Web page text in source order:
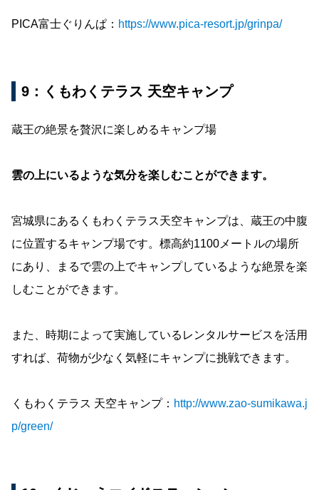
PICA富士ぐりんぱ： https://www.pica-resort.jp/grinpa/
9：くもわくテラス 天空キャンプ
蔵王の絶景を贅沢に楽しめるキャンプ場
雲の上にいるような気分を楽しむことができます。
宮城県にあるくもわくテラス天空キャンプは、蔵王の中腹
に位置するキャンプ場です。標高約1100メートルの場所
にあり、まるで雲の上でキャンプしているような絶景を楽
しむことができます。
また、時期によって実施しているレンタルサービスを活用
すれば、荷物が少なく気軽にキャンプに挑戦できます。
くもわくテラス 天空キャンプ： http://www.zao-sumikawa.j
p/green/